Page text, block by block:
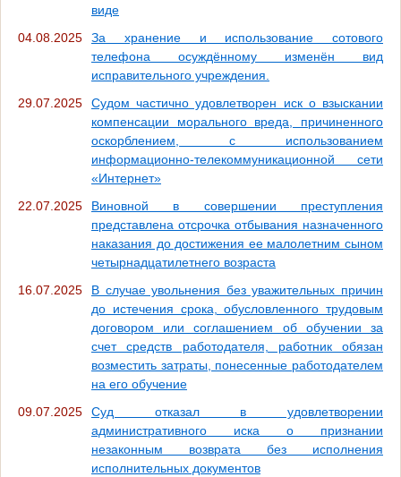
виде
04.08.2025
За хранение и использование сотового
телефона осуждённому изменён вид
исправительного учреждения.
29.07.2025
Судом частично удовлетворен иск о взыскании
компенсации морального вреда, причиненного
оскорблением, с использованием
информационно-телекоммуникационной сети
«Интернет»
22.07.2025
Виновной в совершении преступления
представлена отсрочка отбывания назначенного
наказания до достижения ее малолетним сыном
четырнадцатилетнего возраста
16.07.2025
В случае увольнения без уважительных причин
до истечения срока, обусловленного трудовым
договором или соглашением об обучении за
счет средств работодателя, работник обязан
возместить затраты, понесенные работодателем
на его обучение
09.07.2025
Суд отказал в удовлетворении
административного иска о признании
незаконным возврата без исполнения
исполнительных документов